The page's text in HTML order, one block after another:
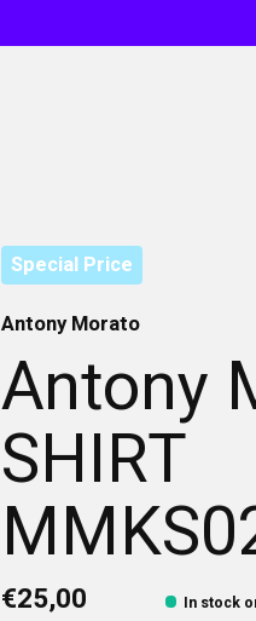
Special Price
Antony Morato
Antony
SHIRT
€25,00
In stock